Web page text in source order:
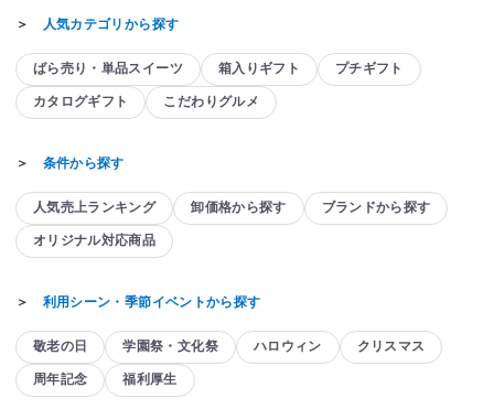
＞ 人気カテゴリから探す
ばら売り・単品スイーツ 箱入りギフト プチギフト
カタログギフト こだわりグルメ
＞ 条件から探す
人気売上ランキング 卸価格から探す ブランドから探す
オリジナル対応商品
＞ 利用シーン・季節イベントから探す
敬老の日 学園祭・文化祭 ハロウィン クリスマス
周年記念 福利厚生